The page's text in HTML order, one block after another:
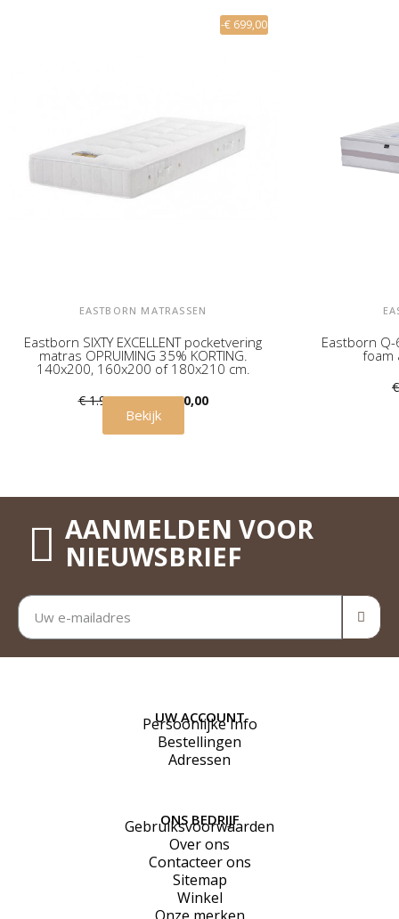
-€ 699,00
EASTBORN MATRASSEN
Eastborn SIXTY EXCELLENT pocketvering
matras OPRUIMING 35% KORTING.
140x200, 160x200 of 180x210 cm.
€ 1.949,00 € 1.250,00
Bekijk
Eastborn
foam
AANMELDEN VOOR
NIEUWSBRIEF
UW ACCOUNT
Persoonlijke Info
Bestellingen
Adressen
ONS BEDRIJF
Gebruiksvoorwaarden
Over ons
Contacteer ons
Sitemap
Winkel
Onze merken